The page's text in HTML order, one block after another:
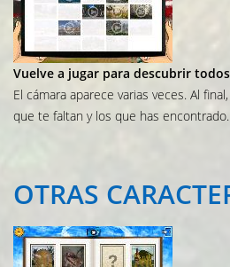
Vuelve a jugar para descubrir
El cámara aparece varias veces. Al
que te faltan y los que has encontrado.
OTRAS